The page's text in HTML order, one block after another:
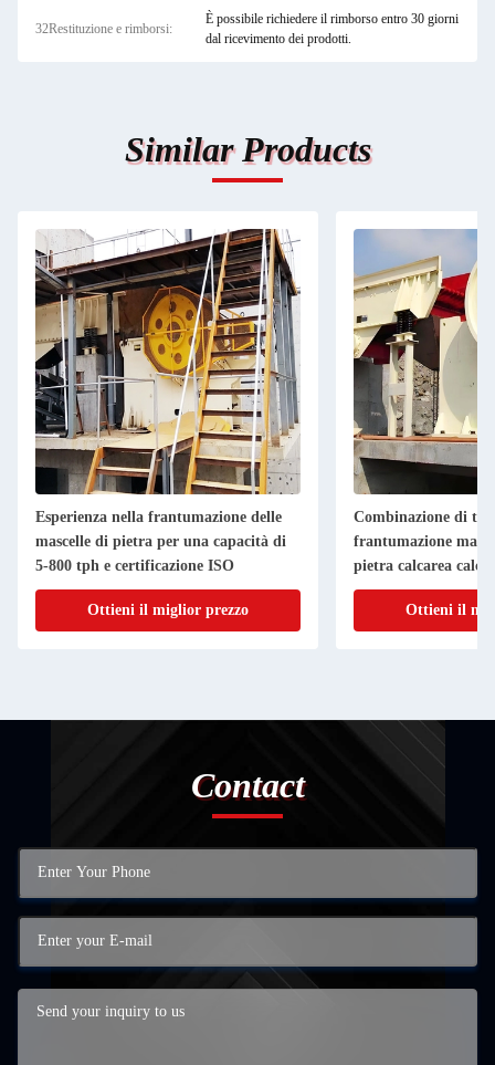
32Restituzione e rimborsi:
È possibile richiedere il rimborso entro 30 giorni
dal ricevimento dei prodotti.
Similar Products
Esperienza nella frantumazione delle
mascelle di pietra per una capacità di
5-800 tph e certificazione ISO
Ottieni il miglior prezzo
Combinazione di
frantumazione
pietra calcarea
Ottieni il
Contact